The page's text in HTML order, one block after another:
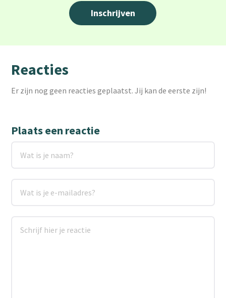
Reacties
Er zijn nog geen reacties geplaatst. Jij kan de eerste zijn!
Plaats een reactie